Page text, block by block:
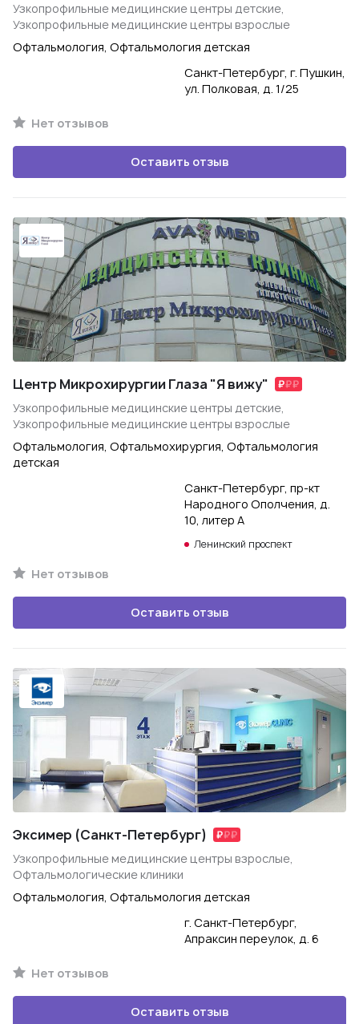
Узкопрофильные медицинские центры детские,
Узкопрофильные медицинские центры взрослые
Офтальмология, Офтальмология детская
Санкт-Петербург, г. Пушкин,
ул. Полковая, д. 1/25
Нет отзывов
Оставить отзыв
Центр Микрохирургии Глаза "Я вижу"
Узкопрофильные медицинские центры детские,
Узкопрофильные медицинские центры взрослые
Офтальмология, Офтальмохирургия, Офтальмология
детская
Санкт-Петербург, пр-кт
Народного Ополчения, д.
10, литер А
Ленинский проспект
Нет отзывов
Оставить отзыв
Эксимер (Санкт-Петербург)
Узкопрофильные медицинские центры взрослые,
Офтальмологические клиники
Офтальмология, Офтальмология детская
г. Санкт-Петербург,
Апраксин переулок, д. 6
Нет отзывов
Оставить отзыв